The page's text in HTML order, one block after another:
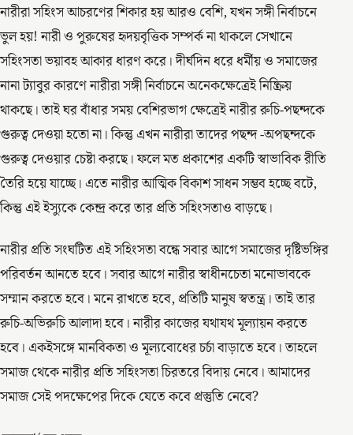
নারীরা সহিংস আচরণের শিকার হয় আরও বেশি, যখন সঙ্গী নির্বাচনে
ভুল হয়! নারী ও পুরুষের হৃদয়বৃত্তিক সম্পর্ক না থাকলে সেখানে
সহিংসতা ভয়াবহ আকার ধারণ করে। দীর্ঘদিন ধরে ধর্মীয় ও সমাজের
নানা ট্যাবুর কারণে নারীরা সঙ্গী নির্বাচনে অনেকক্ষেত্রেই নিষ্ক্রিয়
থাকছে। তাই ঘর বাঁধার সময় বেশিরভাগ ক্ষেত্রেই নারীর রুচি-পছন্দকে
গুরুত্ব দেওয়া হতো না। কিন্তু এখন নারীরা তাদের পছন্দ -অপছন্দকে
গুরুত্ব দেওয়ার চেষ্টা করছে। ফলে মত প্রকাশের একটি স্বাভাবিক রীতি
তৈরি হয়ে যাচ্ছে। এতে নারীর আত্মিক বিকাশ সাধন সম্ভব হচ্ছে বটে,
কিন্তু এই ইস্যুকে কেন্দ্র করে তার প্রতি সহিংসতাও বাড়ছে।
নারীর প্রতি সংঘটিত এই সহিংসতা বন্ধে সবার আগে সমাজের দৃষ্টিভঙ্গির
পরিবর্তন আনতে হবে। সবার আগে নারীর স্বাধীনচেতা মনোভাবকে
সম্মান করতে হবে। মনে রাখতে হবে, প্রতিটি মানুষ স্বতন্ত্র। তাই তার
রুচি-অভিরুচি আলাদা হবে। নারীর কাজের যথাযথ মূল্যায়ন করতে
হবে। একইসঙ্গে মানবিকতা ও মূল্যবোধের চর্চা বাড়াতে হবে। তাহলে
সমাজ থেকে নারীর প্রতি সহিংসতা চিরতরে বিদায় নেবে। আমাদের
সমাজ সেই পদক্ষেপের দিকে যেতে কবে প্রস্তুতি নেবে?